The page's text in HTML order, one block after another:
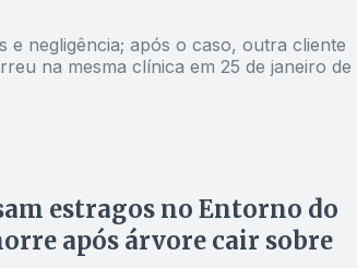
e negligência; após o caso, outra cliente
na mesma clínica em 25 de janeiro de
estragos no Entorno do
após árvore cair sobre